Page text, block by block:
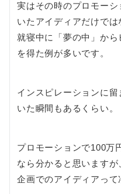
実はその時のプロモー
いたアイディアだけでは
就寝中に「夢の中」か
を得た例が多いです。
インスピレーションに
いた瞬間もあるくらい。
プロモーションで100万
なら分かると思いますが
企画でのアイディアって